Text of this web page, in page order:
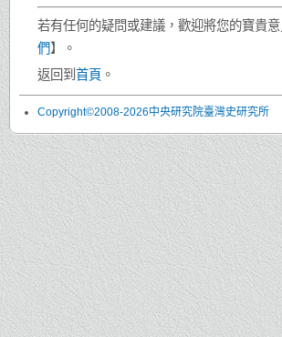
若有任何的疑問或建議，歡迎將您的寶貴意
們】。
返回到首頁 。
Copyright©2008-2026中央研究院臺灣史研究所